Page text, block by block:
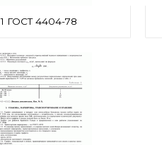
1 ГОСТ 4404-78